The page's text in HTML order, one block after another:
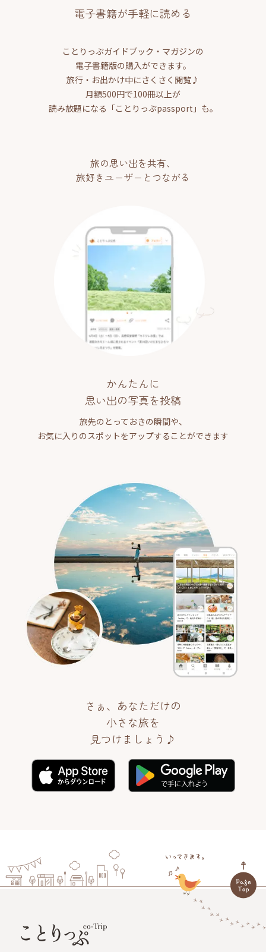
電子書籍が手軽に読める
ことりっぷガイドブック・マガジンの
電子書籍版の購入ができます。
旅行・お出かけ中にさくさく閲覧♪
月額500円で100冊以上が
読み放題になる「ことりっぷpassport」も。
旅の思い出を共有、
旅好きユーザーとつながる
かんたんに
思い出の写真を投稿
旅先のとっておきの瞬間や、
お気に入りのスポットをアップすることができます
さぁ、あなただけの
小さな旅を
見つけましょう♪